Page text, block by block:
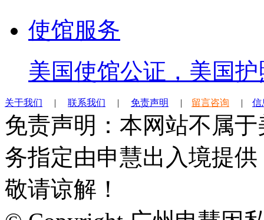
使馆服务
美国使馆公证，美国
关于我们 | 联系我们 | 免责声明 | 留言咨询 | 信
免责声明：本网站不属
务指定由申慧出入境提
敬请谅解！